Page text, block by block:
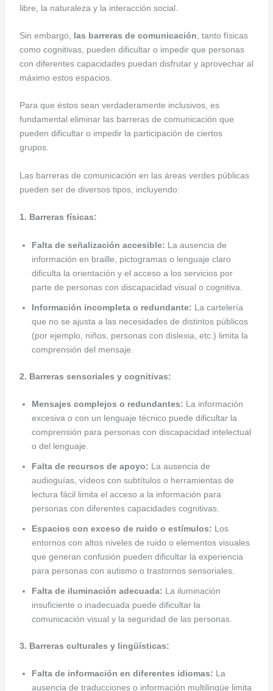
libre, la naturaleza y la interacción social.
Sin embargo, las barreras de comunicación , tanto físicas
como cognitivas, pueden dificultar o impedir que personas
con diferentes capacidades puedan disfrutar y aprovechar al
máximo estos espacios.
Para que éstos sean verdaderamente inclusivos, es
fundamental eliminar las barreras de comunicación que
pueden dificultar o impedir la participación de ciertos
grupos.
Las barreras de comunicación en las áreas verdes públicas
pueden ser de diversos tipos, incluyendo:
1. Barreras físicas:
Falta de señalización accesible: La ausencia de
información en braille, pictogramas o lenguaje claro
dificulta la orientación y el acceso a los servicios por
parte de personas con discapacidad visual o cognitiva.
Información incompleta o redundante: La cartelería
que no se ajusta a las necesidades de distintos públicos
(por ejemplo, niños, personas con dislexia, etc.) limita la
comprensión del mensaje.
2. Barreras sensoriales y cognitivas:
Mensajes complejos o redundantes: La información
excesiva o con un lenguaje técnico puede dificultar la
comprensión para personas con discapacidad intelectual
o del lenguaje.
Falta de recursos de apoyo: La ausencia de
audioguías, vídeos con subtítulos o herramientas de
lectura fácil limita el acceso a la información para
personas con diferentes capacidades cognitivas.
Espacios con exceso de ruido o estímulos: Los
entornos con altos niveles de ruido o elementos visuales
que generan confusión pueden dificultar la experiencia
para personas con autismo o trastornos sensoriales.
Falta de iluminación adecuada: La iluminación
insuficiente o inadecuada puede dificultar la
comunicación visual y la seguridad de las personas.
3. Barreras culturales y lingüísticas:
Falta de información en diferentes idiomas: La
ausencia de traducciones o información multilingüe limita